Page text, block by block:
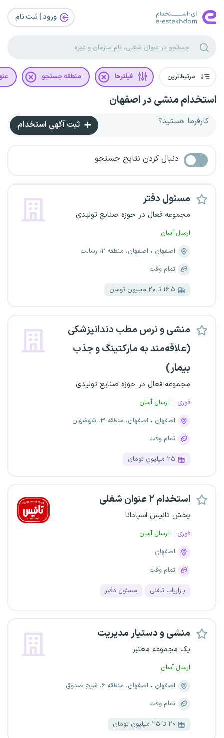
ورود | ثبت‌ نام
مرتبط‌ترین فیلترها منطقه جستجو
استخدام منشی در اصفهان
کارفرما هستید؟ ثبت آگهی استخدام
دنبال کردن نتایج جستجو
مسئول دفتر
مجموعه فعال در حوزه صنایع تولیدی
ارسال آسان
اصفهان
اصفهان، منطقه ۲، رسالت
تمام وقت
۱۶.۵ تا ۲۰ میلیون تومان
منشی و نرس مطب دندانپزشکی
(علاقه‌مند به مارکتینگ و جذب
بیمار)
مجموعه فعال در حوزه صنایع تولیدی
فوری
ارسال آسان
اصفهان
اصفهان، منطقه ۳، شهشهان
تمام وقت
۲۵ میلیون تومان
استخدام ۲ عنوان شغلی
پخش تانیس اسپادانا
فوری
ارسال آسان
اصفهان
تمام وقت
بازاریاب تلفنی مسئول دفتر
منشی و دستیار مدیریت
یک مجموعه معتبر
ارسال آسان
اصفهان
اصفهان، منطقه ۶، شیخ صدوق
تمام وقت
۲۰ تا ۲۵ میلیون تومان